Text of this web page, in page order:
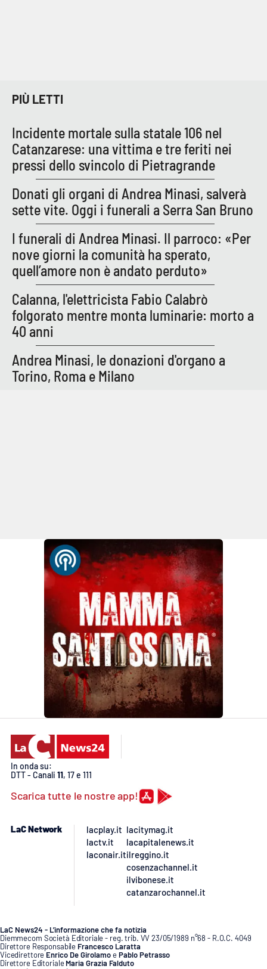
PIÙ LETTI
Incidente mortale sulla statale 106 nel
Catanzarese: una vittima e tre feriti nei
pressi dello svincolo di Pietragrande
Donati gli organi di Andrea Minasi, salverà
sette vite. Oggi i funerali a Serra San Bruno
I funerali di Andrea Minasi. Il parroco: «Per
nove giorni la comunità ha sperato,
quell’amore non è andato perduto»
Calanna, l'elettricista Fabio Calabrò
folgorato mentre monta luminarie: morto a
40 anni
Andrea Minasi, le donazioni d'organo a
Torino, Roma e Milano
In onda su:
DTT - Canali 11, 17 e 111
Scarica tutte le nostre app!
LaC Network
lacplay.it
lactv.it
laconair.it
lacitymag.it
lacapitalenews.it
ilreggino.it
cosenzachannel.it
ilvibonese.it
catanzarochannel.it
LaC News24 - L’informazione che fa notizia
Diemmecom Società Editoriale - reg. trib. VV 23/05/1989 n°68 - R.O.C. 4049
Direttore Responsabile Francesco Laratta
Vicedirettore Enrico De GirolamoePablo Petrasso
Direttore Editoriale Maria Grazia Falduto